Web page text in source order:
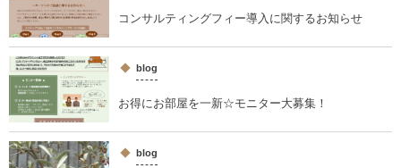
コンサルティングフィー導入に関するお知らせ
blog
お得にお部屋を一新☆モニター大募集！
blog